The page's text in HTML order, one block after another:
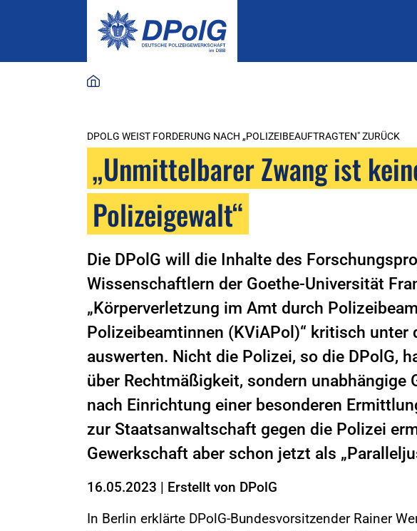
DPOLG WEIST FORDERUNG NACH „POLIZEIBEAUFTRAGTEN" ZURÜCK
„Unmittelbarer Zwang ist
Polizeigewalt“
Die DPolG will die Inhalte des
Wissenschaftlern der Goethe-Universität
„Körperverletzung im Amt durch
Polizeibeamtinnen (KViAPol)“ kritisch unter
auswerten. Nicht die Polizei, so die DPolG,
über Rechtmäßigkeit, sondern unabhängige
nach Einrichtung einer besonderen
zur Staatsanwaltschaft gegen die Polizei
Gewerkschaft aber schon jetzt als
16.05.2023 | Erstellt von DPolG
In Berlin erklärte DPolG-Bundesvorsitzender Rainer